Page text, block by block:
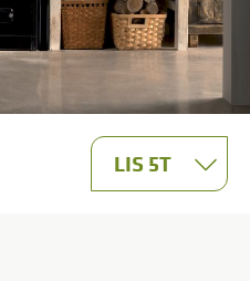
LIS 5T